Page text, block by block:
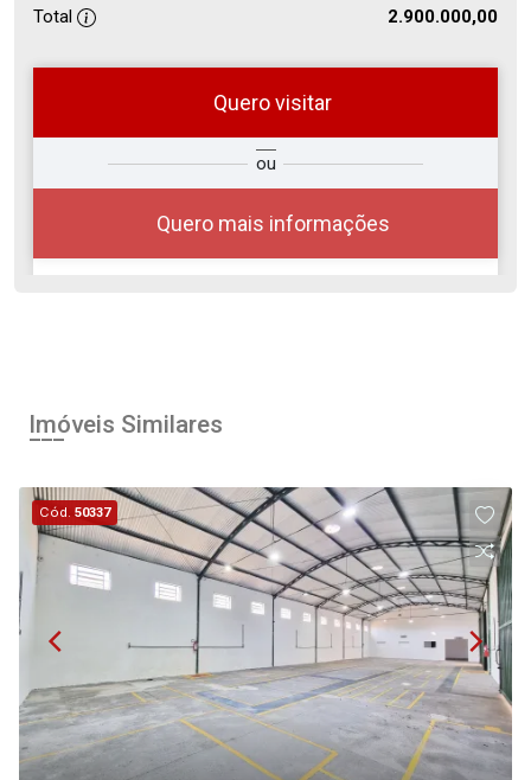
Total
2.900.000,00
Quero visitar
ou
Quero mais informações
Deseja
Comprar
ou
Alugar
?
Continuar
Imóveis Similares
Cód.50337